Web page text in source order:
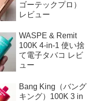
ゴーテックプロ）
レビュー
WASPE & Remit
100K 4-in-1 使い捨
て電子タバコ レビ
ュー
Bang King（バング
キング）100K 3 in